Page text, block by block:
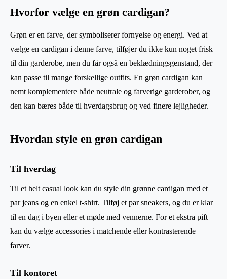
Hvorfor vælge en grøn cardigan?
Grøn er en farve, der symboliserer fornyelse og energi. Ved at
vælge en cardigan i denne farve, tilføjer du ikke kun noget frisk
til din garderobe, men du får også en beklædningsgenstand, der
kan passe til mange forskellige outfits. En grøn cardigan kan
nemt komplementere både neutrale og farverige garderober, og
den kan bæres både til hverdagsbrug og ved finere lejligheder.
Hvordan style en grøn cardigan
Til hverdag
Til et helt casual look kan du style din grønne cardigan med et
par jeans og en enkel t-shirt. Tilføj et par sneakers, og du er klar
til en dag i byen eller et møde med vennerne. For et ekstra pift
kan du vælge accessories i matchende eller kontrasterende
farver.
Til kontoret